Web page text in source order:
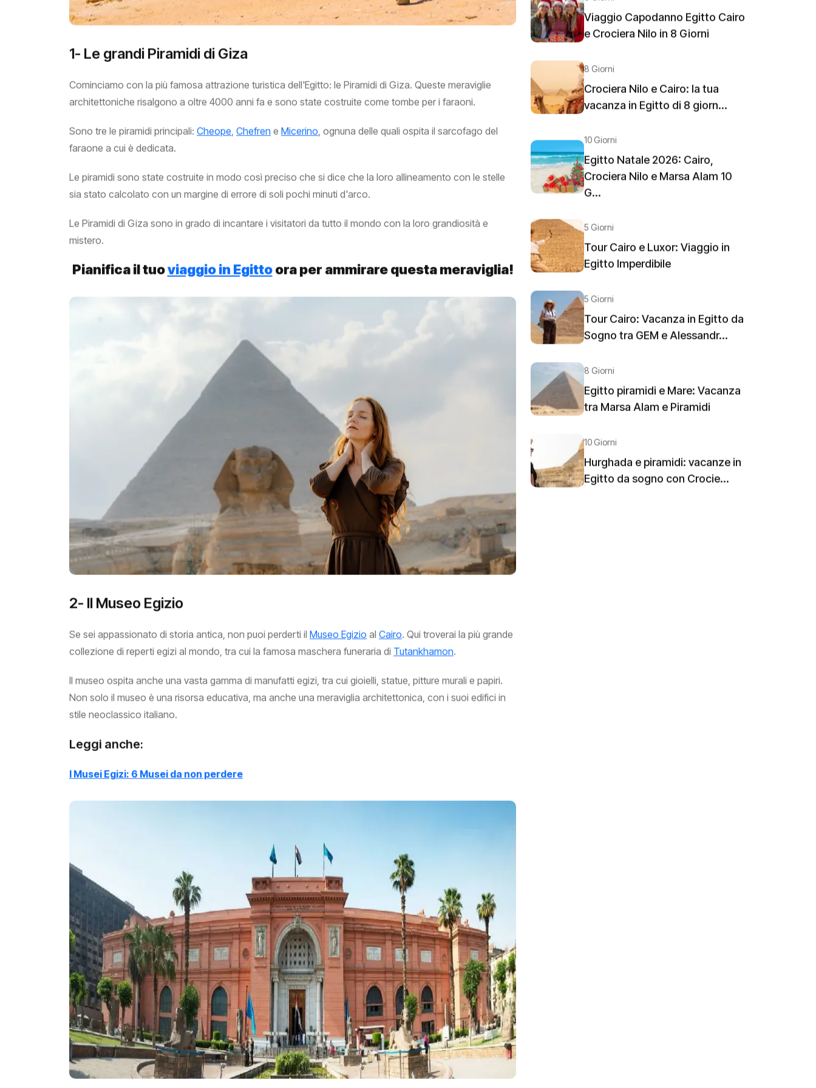
1- Le grandi Piramidi di Giza
Cominciamo con la più famosa attrazione turistica dell'Egitto: le Piramidi di Giza. Queste meraviglie
architettoniche risalgono a oltre 4000 anni fa e sono state costruite come tombe per i faraoni.
Sono tre le piramidi principali: Cheope, Chefren e Micerino, ognuna delle quali ospita il sarcofago del
faraone a cui è dedicata.
Le piramidi sono state costruite in modo così preciso che si dice che la loro allineamento con le stelle
sia stato calcolato con un margine di errore di soli pochi minuti d'arco.
Le Piramidi di Giza sono in grado di incantare i visitatori da tutto il mondo con la loro grandiosità e
mistero.
Pianifica il tuoviaggio in Egittoora per ammirare questa meraviglia!
2- Il Museo Egizio
Se sei appassionato di storia antica, non puoi perderti il Museo Egizio al Cairo. Qui troverai la più grande
collezione di reperti egizi al mondo, tra cui la famosa maschera funeraria di Tutankhamon.
Il museo ospita anche una vasta gamma di manufatti egizi, tra cui gioielli, statue, pitture murali e papiri.
Non solo il museo è una risorsa educativa, ma anche una meraviglia architettonica, con i suoi edifici in
stile neoclassico italiano.
Leggi anche:
I Musei Egizi: 6 Musei da non perdere
Viaggio Capodanno Egitto Cairo
e Crociera Nilo in 8 Giorni
8 Giorni
Crociera Nilo e Cairo: la tua
vacanza in Egitto di 8 giorn...
10 Giorni
Egitto Natale 2026: Cairo,
Crociera Nilo e Marsa Alam 10
G...
5 Giorni
Tour Cairo e Luxor: Viaggio in
Egitto Imperdibile
5 Giorni
Tour Cairo: Vacanza in Egitto da
Sogno tra GEM e Alessandr...
8 Giorni
Egitto piramidi e Mare: Vacanza
tra Marsa Alam e Piramidi
10 Giorni
Hurghada e piramidi: vacanze in
Egitto da sogno con Crocie...